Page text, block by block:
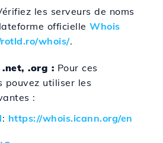
les serveurs de noms
officielle Whois
whois/.
.net, .org : Pour ces
pouvez utiliser les
:
: https://whois.icann.org/en